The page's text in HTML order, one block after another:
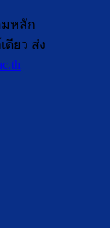
มหลัก
ดียว ส่ง